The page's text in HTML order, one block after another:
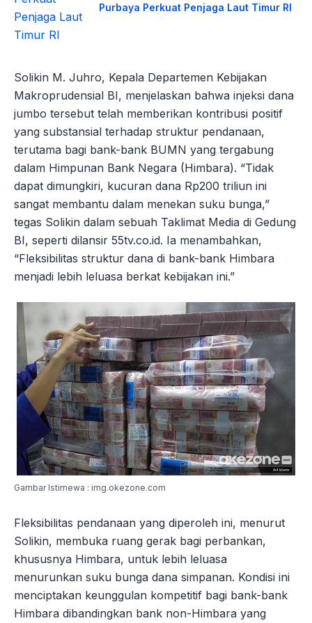
Purbaya Perkuat Penjaga Laut Timur RI
Solikin M. Juhro, Kepala Departemen Kebijakan
Makroprudensial BI, menjelaskan bahwa injeksi dana
jumbo tersebut telah memberikan kontribusi positif
yang substansial terhadap struktur pendanaan,
terutama bagi bank-bank BUMN yang tergabung
dalam Himpunan Bank Negara (Himbara). “Tidak
dapat dimungkiri, kucuran dana Rp200 triliun ini
sangat membantu dalam menekan suku bunga,”
tegas Solikin dalam sebuah Taklimat Media di Gedung
BI, seperti dilansir 55tv.co.id. Ia menambahkan,
“Fleksibilitas struktur dana di bank-bank Himbara
menjadi lebih leluasa berkat kebijakan ini.”
Gambar Istimewa : img.okezone.com
Fleksibilitas pendanaan yang diperoleh ini, menurut
Solikin, membuka ruang gerak bagi perbankan,
khususnya Himbara, untuk lebih leluasa
menurunkan suku bunga dana simpanan. Kondisi ini
menciptakan keunggulan kompetitif bagi bank-bank
Himbara dibandingkan bank non-Himbara yang